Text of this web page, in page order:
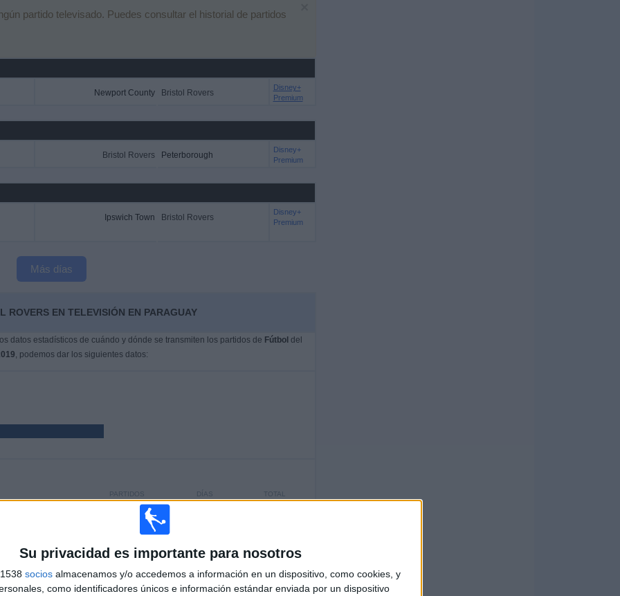
Su privacidad es importante para nosotros
socios almacenamos y/o accedemos a información en un dispositivo, como cookies, y
como identificadores únicos e información estándar enviada por un dispositivo
partido televisado. Puedes consultar el historial de partidos
Newport County Bristol Rovers
Disney+
Premium
Bristol Rovers Peterborough
Disney+
Premium
Ipswich Town Bristol Rovers
Disney+
Premium
Más días
ROVERS EN TELEVISIÓN EN PARAGUAY
datos estadísticos de cuándo y dónde se transmiten los partidos de Fútbol del
, podemos dar los siguientes datos:
TOTAL
DÍAS
PARTIDOS
CONSECUTIVOS